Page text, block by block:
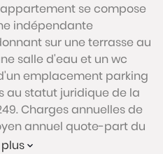
se compose
indépendante
sur une terrasse au
salle d'eau et un wc
emplacement parking
au statut juridique de la
Charges annuelles de
annuel quote-part du
: 2 004 €.Honoraires